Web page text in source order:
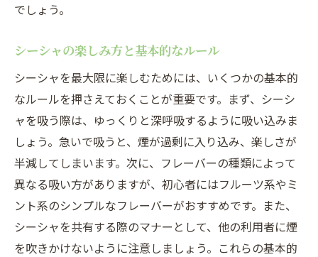
でしょう。
シーシャの楽しみ方と基本的なルール
シーシャを最大限に楽しむためには、いくつかの基本的
なルールを押さえておくことが重要です。まず、シーシ
ャを吸う際は、ゆっくりと深呼吸するように吸い込みま
しょう。急いで吸うと、煙が過剰に入り込み、楽しさが
半減してしまいます。次に、フレーバーの種類によって
異なる吸い方がありますが、初心者にはフルーツ系やミ
ント系のシンプルなフレーバーがおすすめです。また、
シーシャを共有する際のマナーとして、他の利用者に煙
を吹きかけないように注意しましょう。これらの基本的